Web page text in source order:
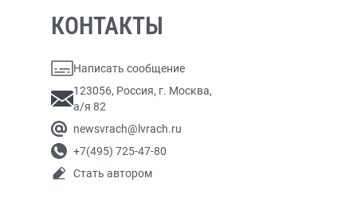
КОНТАКТЫ
Написать сообщение
123056, Россия, г. Москва,
а/я 82
newsvrach@lvrach.ru
+7(495) 725-47-80
Стать автором